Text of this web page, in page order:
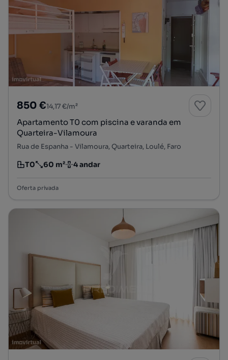
850 €14,17 €/m²
Apartamento T0 com piscina e varanda em
Quarteira-Vilamoura
Rua de Espanha - Vilamoura, Quarteira, Loulé, Faro
Tipologia
T0
Preço por metro quadrado
60 m²
Andar 4 andar
Oferta privada